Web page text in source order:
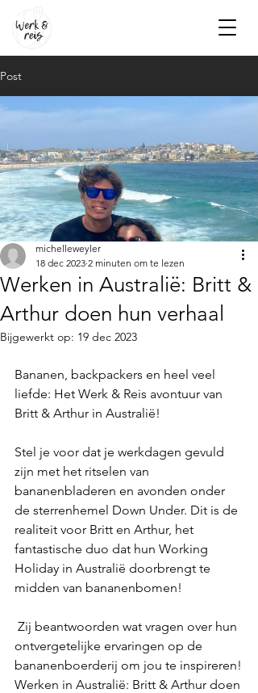
Post
Werken in Australië: Britt &
Arthur doen hun verhaal
michelleweyler
18 dec 2023 2 minuten om te lezen
Bijgewerkt op: 19 dec 2023
Bananen, backpackers en heel veel
liefde: Het Werk & Reis avontuur van
Britt & Arthur in Australië!
Stel je voor dat je werkdagen gevuld
zijn met het ritselen van
bananenbladeren en avonden onder
de sterrenhemel Down Under. Dit is de
realiteit voor Britt en Arthur, het
fantastische duo dat hun Working
Holiday in Australië doorbrengt te
midden van bananenbomen!
ontvergetelijke ervaringen op de
bananenboerderij om jou te inspireren!
Werken in Australië: Britt & Arthur doen